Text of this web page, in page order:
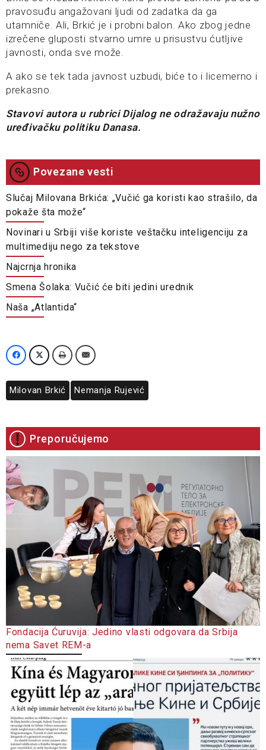
pravosuđu angažovani ljudi od zadatka da ga
utamniče. Ali, Brkić je i probni balon. Ako zbog jedne
izrečene gluposti stvarno umre u prisustvu ćutljive
javnosti, onda sve može.
A ako se tek tada javnost uzbudi, biće to i licemerno i
prekasno.
Stavovi autora u rubrici Dijalog ne odražavaju nužno
uređivačku politiku Danasa.
Povezane vesti
Slučaj Milovana Brkića: „Vučić ga koristi kao strašilo, da
pokaže šta može“
Novinari u Srbiji više koriste veštačku inteligenciju za
multimediju nego za tekstove
Najcrnja hronika
Smena Šolaka: Vučić će biti jedini urednik
Naša „Atlantida“
Milovan Brkić Nemanja Rujević
Preporučujemo
Fondacija Ćuruvija: Jedino vlasti odgovara da Srbija
nema Savet REM-a